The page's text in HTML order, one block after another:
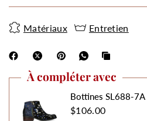
Matériaux Entretien
À compléter avec
Bottines SL688-7A
$106.00